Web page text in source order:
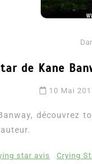
de Kane
10 Mai
découvrez
star avis Crying
– l’actualité :